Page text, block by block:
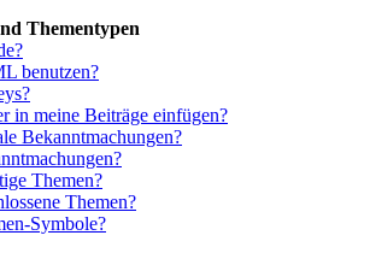
Thementypen
benutzen?
in meine Beiträge einfügen?
Bekanntmachungen?
Themen?
Themen?
Symbole?